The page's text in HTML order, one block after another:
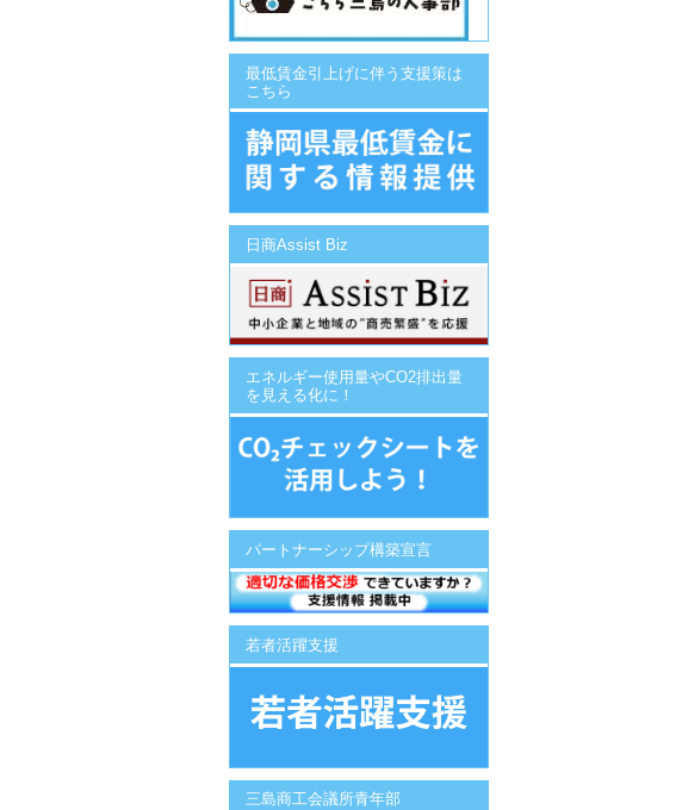
最低賃金引上げに伴う支援策は
こちら
日商Assist Biz
エネルギー使用量やCO2排出量
を見える化に！
パートナーシップ構築宣言
若者活躍支援
三島商工会議所青年部